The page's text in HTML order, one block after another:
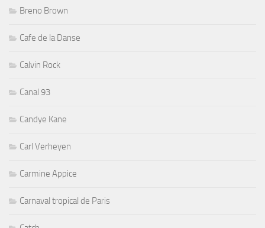
Breno Brown
Cafe de la Danse
Calvin Rock
Canal 93
Candye Kane
Carl Verheyen
Carmine Appice
Carnaval tropical de Paris